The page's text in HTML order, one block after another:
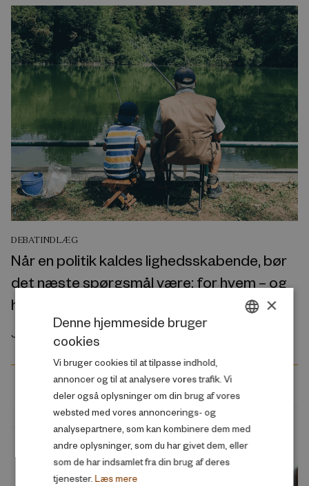
DEBATINDLÆG
Når en politik kaldes lighedsskabende, bør
det næste spørgsmål være: for hvem – og
hvornår?
Juni 2026
×
Denne hjemmeside bruger
cookies
Vi bruger cookies til at tilpasse indhold,
annoncer og til at analysere vores trafik. Vi
deler også oplysninger om din brug af vores
websted med vores annoncerings- og
analysepartnere, som kan kombinere dem med
andre oplysninger, som du har givet dem, eller
som de har indsamlet fra din brug af deres
tjenester. Læs mere